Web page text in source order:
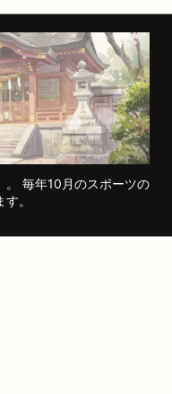
。 毎年10月のスポーツの
。